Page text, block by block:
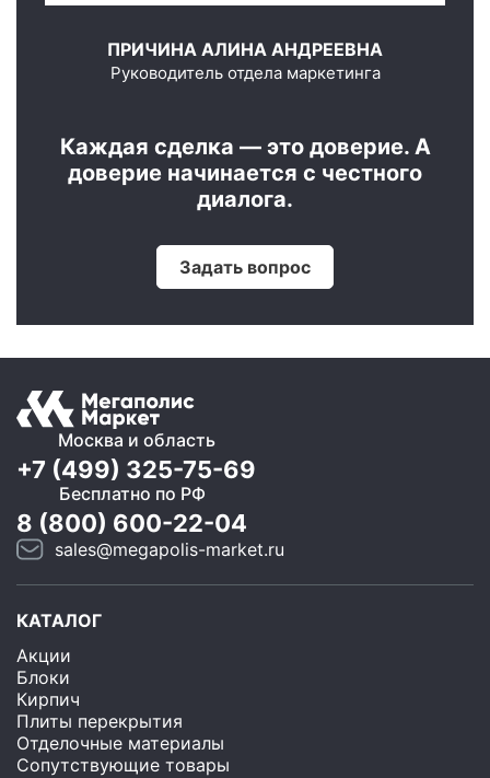
ПРИЧИНА АЛИНА АНДРЕЕВНА
Руководитель отдела маркетинга
Каждая сделка — это доверие. А
доверие начинается с честного
диалога.
Задать вопрос
Москва и область
+7 (499) 325-75-69
Бесплатно по РФ
8 (800) 600-22-04
sales@megapolis-market.ru
КАТАЛОГ
Акции
Блоки
Кирпич
Плиты перекрытия
Отделочные материалы
Сопутствующие товары